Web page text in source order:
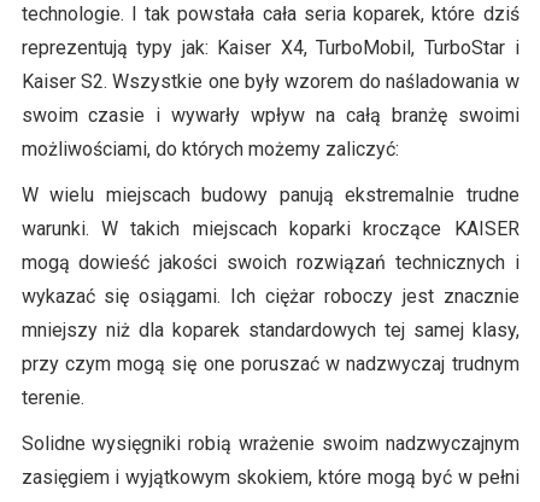
technologie. I tak powstała cała seria koparek, które dziś
reprezentują typy jak: Kaiser X4, TurboMobil, TurboStar i
Kaiser S2. Wszystkie one były wzorem do naśladowania w
swoim czasie i wywarły wpływ na całą branżę swoimi
możliwościami, do których możemy zaliczyć:
W wielu miejscach budowy panują ekstremalnie trudne
warunki. W takich miejscach koparki kroczące KAISER
mogą dowieść jakości swoich rozwiązań technicznych i
wykazać się osiągami. Ich ciężar roboczy jest znacznie
mniejszy niż dla koparek standardowych tej samej klasy,
przy czym mogą się one poruszać w nadzwyczaj trudnym
terenie.
Solidne wysięgniki robią wrażenie swoim nadzwyczajnym
zasięgiem i wyjątkowym skokiem, które mogą być w pełni